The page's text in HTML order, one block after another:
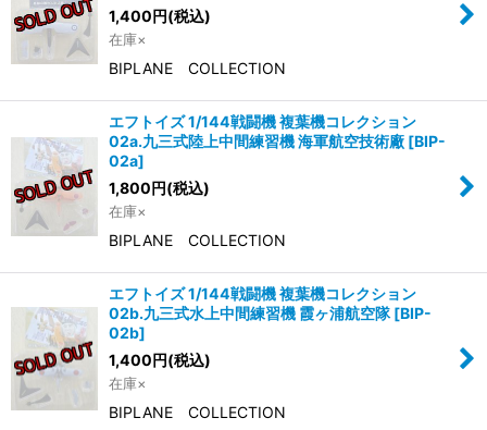
1,400円(税込)
在庫×
BIPLANE COLLECTION
エフトイズ 1/144戦闘機 複葉機コレクション
02a.九三式陸上中間練習機 海軍航空技術廠 [BIP-
02a]
1,800円(税込)
在庫×
BIPLANE COLLECTION
エフトイズ 1/144戦闘機 複葉機コレクション
02b.九三式水上中間練習機 霞ヶ浦航空隊 [BIP-
02b]
1,400円(税込)
在庫×
BIPLANE COLLECTION